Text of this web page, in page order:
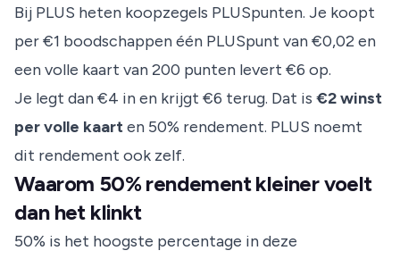
Bij PLUS heten koopzegels PLUSpunten. Je koopt
per €1 boodschappen één PLUSpunt van €0,02 en
een volle kaart van 200 punten levert €6 op.
Je legt dan €4 in en krijgt €6 terug. Dat is €2 winst
per volle kaarten 50% rendement. PLUS noemt
dit rendement ook zelf.
Waarom 50% rendement kleiner voelt
dan het klinkt
50% is het hoogste percentage in deze